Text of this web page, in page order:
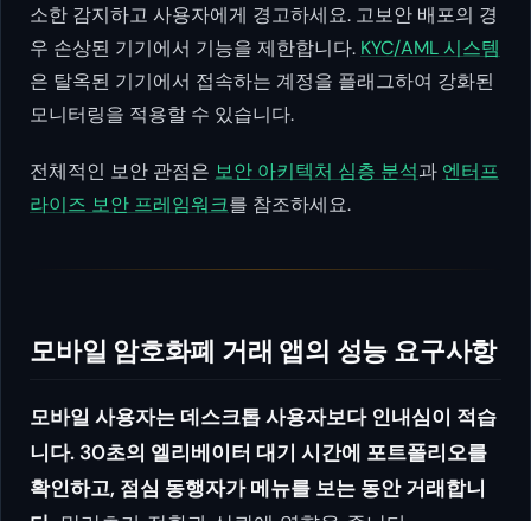
소한 감지하고 사용자에게 경고하세요. 고보안 배포의 경
우 손상된 기기에서 기능을 제한합니다. KYC/AML 시스템
은 탈옥된 기기에서 접속하는 계정을 플래그하여 강화된
모니터링을 적용할 수 있습니다.
전체적인 보안 관점은 보안 아키텍처 심층 분석과 엔터프
라이즈 보안 프레임워크를 참조하세요.
모바일 암호화폐 거래 앱의 성능 요구사항
모바일 사용자는 데스크톱 사용자보다 인내심이 적습
니다. 30초의 엘리베이터 대기 시간에 포트폴리오를
확인하고, 점심 동행자가 메뉴를 보는 동안 거래합니